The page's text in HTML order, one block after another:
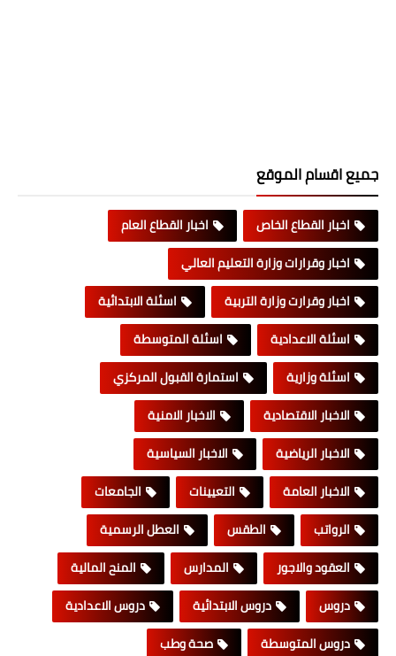
جميع اقسام الموقع
اخبار القطاع الخاص
اخبار القطاع العام
اخبار وقرارات وزارة التعليم العالي
اخبار وقرارت وزارة التربية
اسئلة الابتدائية
اسئلة الاعدادية
اسئلة المتوسطة
اسئلة وزارية
استمارة القبول المركزي
الاخبار الاقتصادية
الاخبار الامنية
الاخبار الرياضية
الاخبار السياسية
الاخبار العامة
التعيينات
الجامعات
الرواتب
الطقس
العطل الرسمية
العقود والاجور
المدارس
المنح المالية
دروس
دروس الابتدائية
دروس الاعدادية
دروس المتوسطة
صحة وطب